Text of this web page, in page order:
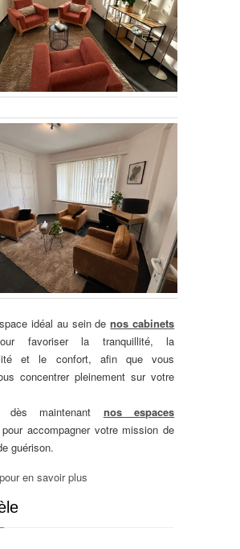
idéal au sein denos cabinets
favoriser la tranquillité, la
et le confort, afin que vous
concentrer pleinement sur votre
dès maintenant nos espaces
pour accompagner votre mission de
guérison.
en savoir plus